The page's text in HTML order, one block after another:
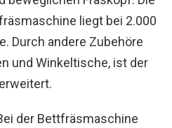
liegt bei 2.000
Durch andere Zubehöre
und Winkeltische, ist der
der Bettfräsmaschine